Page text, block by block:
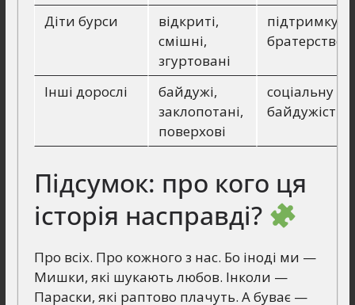
Діти бурси
відкриті,
смішні,
згуртовані
підтримку,
братерство
Інші дорослі
байдужі,
заклопотані,
поверхові
соціальну
байдужість
Підсумок: про кого ця
історія насправді?
Про всіх. Про кожного з нас. Бо іноді ми —
Мишки, які шукають любов. Інколи —
Параски, які раптово плачуть. А буває —